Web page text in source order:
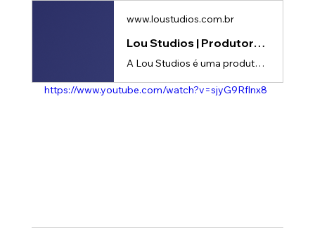
www.loustudios.com.br
Lou Studios | Produtora de vídeos
A Lou Studios é uma produtora de vídeos, especializada em motion design, animação 2D e 3D. Temos o vídeo certo para suas redes sociais!
https://www.youtube.com/watch?v=sjyG9Rflnx8